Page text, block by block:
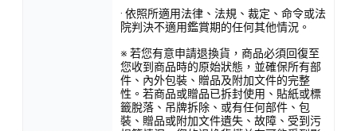
· 依照所適用法律、法規、裁定、命令或法
院判決不適用鑑賞期的任何其他情況。
※ 若您有意申請退換貨，商品必須回復至
您收到商品時的原始狀態，並確保所有部
件、內外包裝、贈品及附加文件的完整
性。若商品或贈品已拆封使用、貼紙或標
籤脫落、吊牌拆除、或有任何部件、包
裝、贈品或附加文件遺失、故障、受到污